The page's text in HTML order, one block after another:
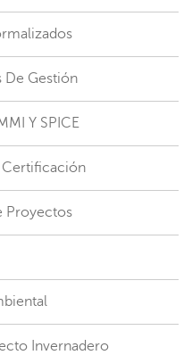
De Gestión
Y SPICE
Certificación
Proyectos
Invernadero